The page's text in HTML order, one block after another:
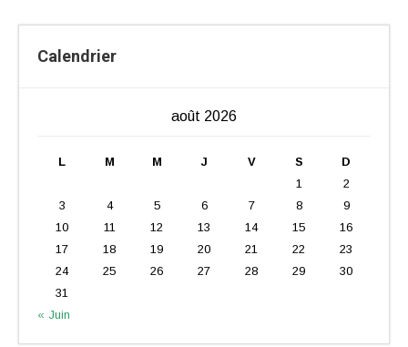
Calendrier
août 2026
L M M J V S
D
1
2
3
4 5 6 7 8
9
10
11 12 13 14 15
16
17
18 19 20 21 22
23
24
25 26 27 28 29
30
31
« Juin